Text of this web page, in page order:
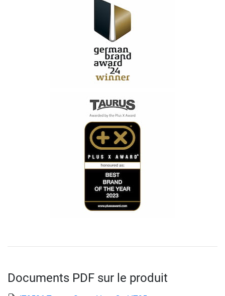
Documents PDF sur le produit